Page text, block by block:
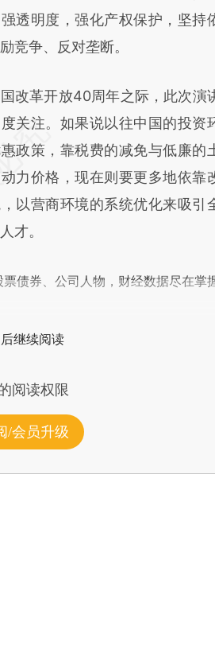
透明度，强化产权保护，坚持
竞争、反对垄断。
革开放40周年之际，此次演
关注。如果说以往中国的投资
政策，靠税费的减免与低廉的
力价格，现在则要更多地依靠
以营商环境的系统优化来吸引
才。
债券、公司人物，财经数据尽在掌握
继续阅读
阅读权限
/会员升级